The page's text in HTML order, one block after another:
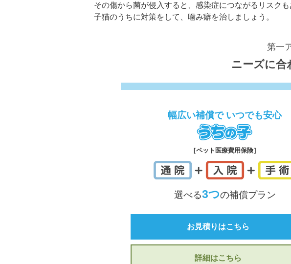
その傷から菌が侵入すると、感染症につながるリスクも
子猫のうちに対策をして、噛み癖を治しましょう。
第一
ニーズに合
幅広い補償でいつでも安心
［ペット医療費用保険］
選べる3つの補償プラン
お見積りはこちら
詳細はこちら